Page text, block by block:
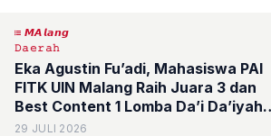
𝙈𝘼𝙡𝙖𝙣𝙜
𝙳𝚊𝚎𝚛𝚊𝚑
Eka Agustin Fu’adi, Mahasiswa PAI
FITK UIN Malang Raih Juara 3 dan
Best Content 1 Lomba Da’i Da’iyah
Tingkat Nasional di UIN Sunan Kudus
29 JULI 2026